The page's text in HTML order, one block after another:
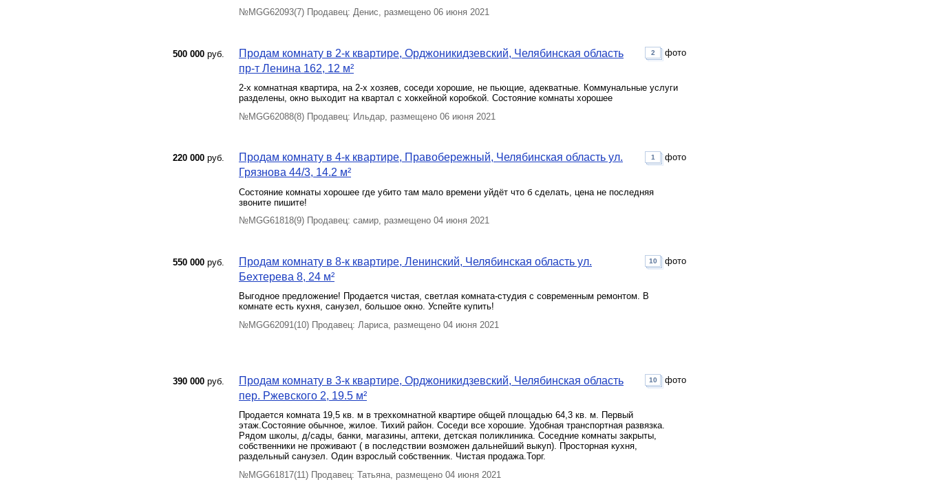
№MGG62093(7) Продавец: Денис, размещено 06 июня 2021
500 000 руб.
Продам комнату в 2-к квартире, Орджоникидзевский, Челябинская область
пр-т Ленина 162, 12 м²
2-х комнатная квартира, на 2-х хозяев, соседи хорошие, не пьющие, адекватные. Коммунальные услуги
разделены, окно выходит на квартал с хоккейной коробкой. Состояние комнаты хорошее
2 фото
№MGG62088(8) Продавец: Ильдар, размещено 06 июня 2021
220 000 руб.
Продам комнату в 4-к квартире, Правобережный, Челябинская область ул.
Грязнова 44/3, 14.2 м²
Состояние комнаты хорошее где убито там мало времени уйдёт что б сделать, цена не последняя
звоните пишите!
1 фото
№MGG61818(9) Продавец: самир, размещено 04 июня 2021
550 000 руб.
Продам комнату в 8-к квартире, Ленинский, Челябинская область ул.
Бехтерева 8, 24 м²
Выгодное предложение! Продается чистая, светлая комната-студия с современным ремонтом. В
комнате есть кухня, санузел, большое окно. Успейте купить!
10 фото
№MGG62091(10) Продавец: Лариса, размещено 04 июня 2021
390 000 руб.
Продам комнату в 3-к квартире, Орджоникидзевский, Челябинская область
пер. Ржевского 2, 19.5 м²
Продается комната 19,5 кв. м в трехкомнатной квартире общей площадью 64,3 кв. м. Первый
этаж.Состояние обычное, жилое. Тихий район. Соседи все хорошие. Удобная транспортная развязка.
Рядом школы, д/сады, банки, магазины, аптеки, детская поликлиника. Соседние комнаты закрыты,
собственники не проживают ( в последствии возможен дальнейший выкуп). Просторная кухня,
раздельный санузел. Один взрослый собственник. Чистая продажа.Торг.
10 фото
№MGG61817(11) Продавец: Татьяна, размещено 04 июня 2021